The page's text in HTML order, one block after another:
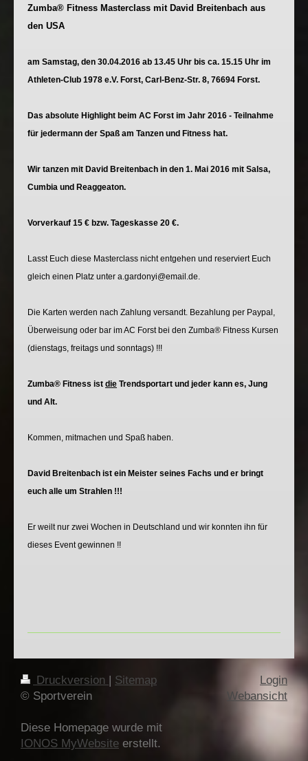
Zumba® Fitness Masterclass mit David Breitenbach aus
den USA
am Samstag, den 30.04.2016 ab 13.45 Uhr bis ca. 15.15 Uhr im
Athleten-Club 1978 e.V. Forst, Carl-Benz-Str. 8, 76694 Forst.
Das absolute Highlight beim AC Forst im Jahr 2016 - Teilnahme
für jedermann der Spaß am Tanzen und Fitness hat.
Wir tanzen mit David Breitenbach in den 1. Mai 2016 mit Salsa,
Cumbia und Reaggeaton.
Vorverkauf 15 € bzw. Tageskasse 20 €.
Lasst Euch diese Masterclass nicht entgehen und reserviert Euch
gleich einen Platz unter a.gardonyi@email.de.
Die Karten werden nach Zahlung versandt. Bezahlung per Paypal,
Überweisung oder bar im AC Forst bei den Zumba® Fitness Kursen
(dienstags, freitags und sonntags) !!!
Zumba® Fitness ist die Trendsportart und jeder kann es, Jung
und Alt.
Kommen, mitmachen und Spaß haben.
David Breitenbach ist ein Meister seines Fachs und er bringt
euch alle um Strahlen !!!
Er weilt nur zwei Wochen in Deutschland und wir konnten ihn für
dieses Event gewinnen !!
Druckversion | Sitemap
© Sportverein
Diese Homepage wurde mit
IONOS MyWebsite erstellt.
Login
Webansicht